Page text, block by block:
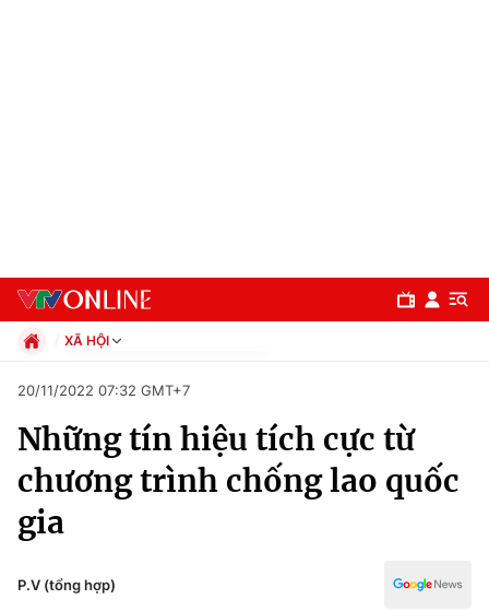
Chuyên mục
Chính trị
XÃ HỘI
Xã hội
Pháp luật
Kinh tế
Thể thao
Đời sống
20/11/2022 07:32 GMT+7
Những tín hiệu tích cực từ
chương trình chống lao quốc
gia
P.V (tổng hợp)